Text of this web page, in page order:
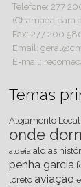
Telefone: 277
(Chamada para
Fax: 277 200
Email:
E-mail:
Temas
Alojamento Local
onde
aldeia aldias
penha garcia
loreto aviação